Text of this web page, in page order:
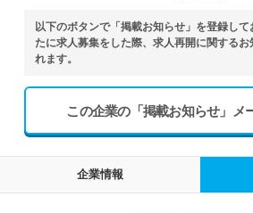
以下のボタンで「掲載お知らせ」を登録し
たに求人募集をした際、求人再開に関する
れます。
この企業の「掲載お知らせ」メ
企業情報